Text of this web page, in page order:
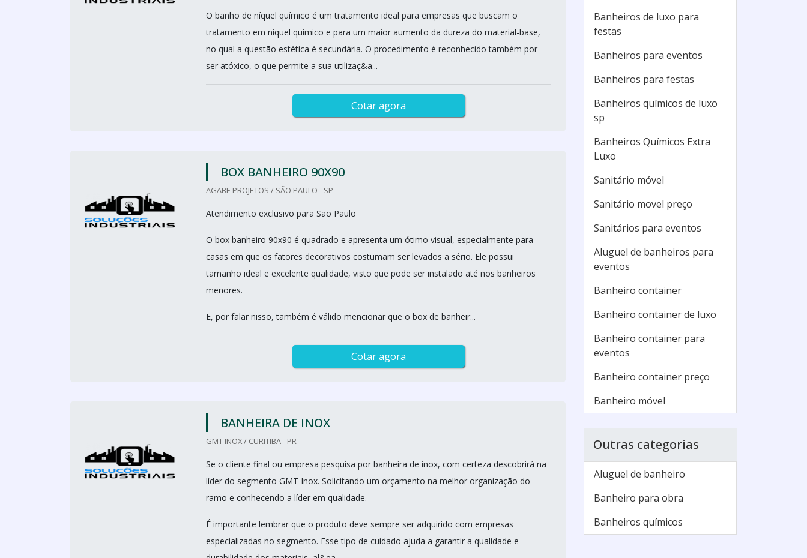
O banho de níquel químico é um tratamento ideal para empresas que buscam o
tratamento em níquel químico e para um maior aumento da dureza do material-base,
no qual a questão estética é secundária. O procedimento é reconhecido também por
ser atóxico, o que permite a sua utilizaç&a...
Cotar agora
BOX BANHEIRO 90X90
AGABE PROJETOS / SÃO PAULO - SP
Atendimento exclusivo para São Paulo
O box banheiro 90x90 é quadrado e apresenta um ótimo visual, especialmente para
casas em que os fatores decorativos costumam ser levados a sério. Ele possui
tamanho ideal e excelente qualidade, visto que pode ser instalado até nos banheiros
menores.
E, por falar nisso, também é válido mencionar que o box de banheir...
Cotar agora
BANHEIRA DE INOX
GMT INOX / CURITIBA - PR
Se o cliente final ou empresa pesquisa por banheira de inox, com certeza descobrirá na
líder do segmento GMT Inox. Solicitando um orçamento na melhor organização do
ramo e conhecendo a líder em qualidade.
É importante lembrar que o produto deve sempre ser adquirido com empresas
especializadas no segmento. Esse tipo de cuidado ajuda a garantir a qualidade e
Banheiros de luxo para
festas
Banheiros para eventos
Banheiros para festas
Banheiros químicos de luxo
sp
Banheiros Químicos Extra
Luxo
Sanitário móvel
Sanitário movel preço
Sanitários para eventos
Aluguel de banheiros para
eventos
Banheiro container
Banheiro container de luxo
Banheiro container para
eventos
Banheiro container preço
Banheiro móvel
Outras categorias
Aluguel de banheiro
Banheiro para obra
Banheiros químicos